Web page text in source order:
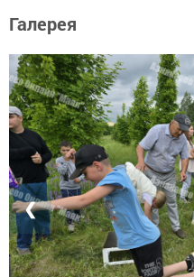
Галерея
❮